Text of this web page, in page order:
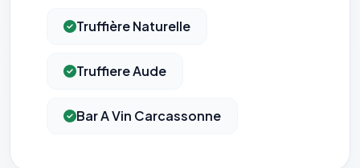
Truffière Naturelle
Truffiere Aude
Bar A Vin Carcassonne